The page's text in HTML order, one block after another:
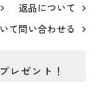
返品について
て問い合わせる